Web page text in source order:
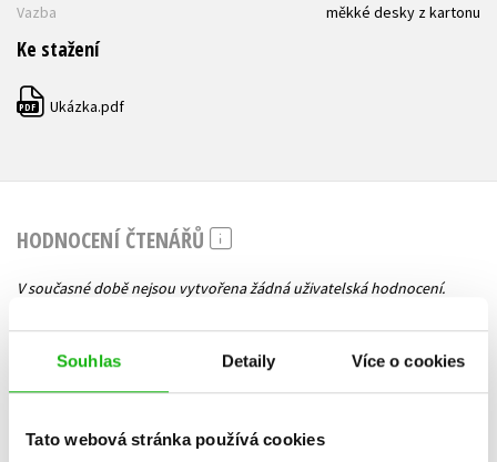
Souhlas Detaily Více o cookies
Tato webová stránka používá cookies
Vazba
měkké desky z kartonu
Ke stažení
PDF Ukázka.pdf
HODNOCENÍ ČTENÁŘŮ
V současné době nejsou vytvořena žádná uživatelská hodnocení.
Vaše hodnocení
Uživatelskou recenzi mohou vkládat pouze registrovaní uživatelé
Přihlásit